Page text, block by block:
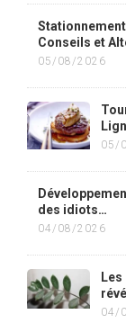
Conseils et
05/08/2026
05/
des idiots…
04/08/2026
04/